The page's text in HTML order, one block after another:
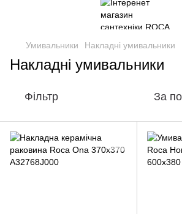
Умивальники Накладні умивальники
Накладні умивальники
Фільтр За